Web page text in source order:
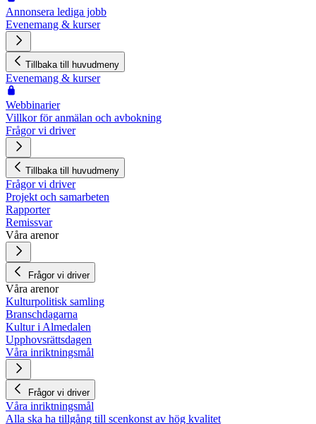
Annonsera lediga jobb
Evenemang & kurser
Tillbaka till huvudmeny
Evenemang & kurser
Webbinarier
Villkor för anmälan och avbokning
Frågor vi driver
Tillbaka till huvudmeny
Frågor vi driver
Projekt och samarbeten
Rapporter
Remissvar
Våra arenor
Frågor vi driver
Våra arenor
Kulturpolitisk samling
Branschdagarna
Kultur i Almedalen
Upphovsrättsdagen
Våra inriktningsmål
Frågor vi driver
Våra inriktningsmål
Alla ska ha tillgång till scenkonst av hög kvalitet